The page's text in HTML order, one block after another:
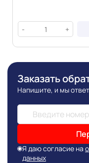
- +
Заказать
Напишите, и мы
Я даю согласие на
данных